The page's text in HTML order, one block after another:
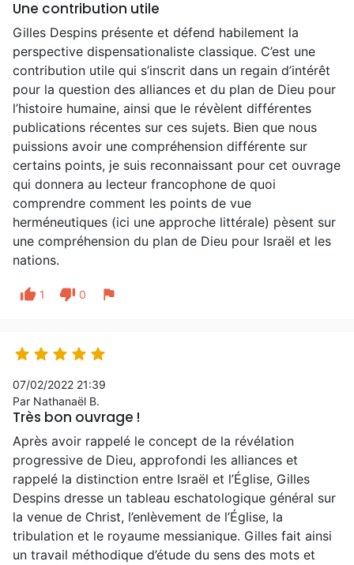
Une contribution utile
Gilles Despins présente et défend habilement la
perspective dispensationaliste classique. C’est une
contribution utile qui s’inscrit dans un regain d’intérêt
pour la question des alliances et du plan de Dieu pour
l’histoire humaine, ainsi que le révèlent différentes
publications récentes sur ces sujets. Bien que nous
puissions avoir une compréhension différente sur
certains points, je suis reconnaissant pour cet ouvrage
qui donnera au lecteur francophone de quoi
comprendre comment les points de vue
herméneutiques (ici une approche littérale) pèsent sur
une compréhension du plan de Dieu pour Israël et les
nations.
thumb_up 1 thumb_down 0 flag
    
07/02/2022 21:39
Par Nathanaël B.
Très bon ouvrage !
Après avoir rappelé le concept de la révélation
progressive de Dieu, approfondi les alliances et
rappelé la distinction entre Israël et l’Église, Gilles
Despins dresse un tableau eschatologique général sur
la venue de Christ, l’enlèvement de l’Église, la
tribulation et le royaume messianique. Gilles fait ainsi
un travail méthodique d’étude du sens des mots et